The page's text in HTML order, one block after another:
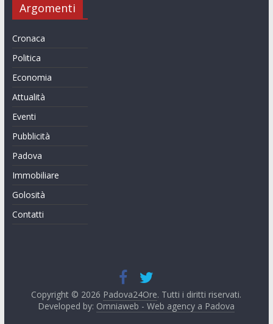
Argomenti
Cronaca
Politica
Economia
Attualità
Eventi
Pubblicità
Padova
Immobiliare
Golosità
Contatti
Copyright © 2026 Padova24Ore. Tutti i diritti riservati.
Developed by: Omniaweb - Web agency a Padova